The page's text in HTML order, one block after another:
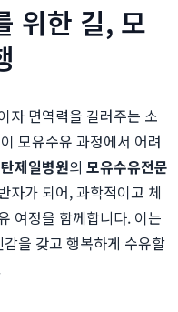
위한 길, 모
자 면역력을 길러주는 소
모유수유 과정에서 어려
제일병원의 모유수유전문
자가 되어, 과학적이고 체
여정을 함께합니다. 이는
을 갖고 행복하게 수유할